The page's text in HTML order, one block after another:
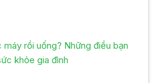
rồi uống? Những điều bạn
khỏe gia đình